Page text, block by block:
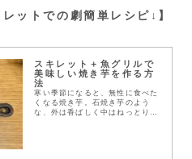
ットでの劇簡単レシピ↓】
スキレット＋魚グリルで
美味しい焼き芋を作る方
法
寒い季節になると、無性に食べた
くなる焼き芋。石焼き芋のよう
な、外は香ばしく中はねっとり甘